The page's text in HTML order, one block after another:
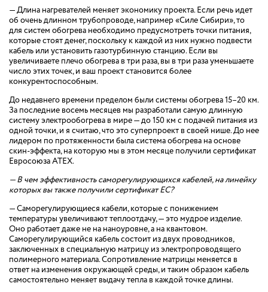
— Длина нагревателей меняет экономику проекта. Если речь идет
об очень длинном трубопроводе, например «Силе Сибири», то
для систем обогрева необходимо предусмотреть точки питания,
которые стоят денег, поскольку к каждой из них нужно подвести
кабель или установить газотурбинную станцию. Если вы
увеличиваете плечо обогрева в три раза, вы в три раза уменьшаете
число этих точек, и ваш проект становится более
конкурентоспособным.
До недавнего времени пределом были системы обогрева 15–20 км.
За последние восемь месяцев мы разработали самую длинную
систему электрообогрева в мире — до 150 км с подачей питания из
одной точки, и я считаю, что это суперпроект в своей нише. До нее
лидером по протяженности была система обогрева на основе
скин-эффекта, на которую мы в этом месяце получили сертификат
Евросоюза ATEX.
— В чем эффективность саморегулирующихся кабелей, на линейку
которых вы также получили сертификат ЕС?
— Саморегулирующиеся кабели, которые с понижением
температуры увеличивают теплоотдачу, — это мудрое изделие.
Оно работает даже не на наноуровне, а на квантовом.
Саморегулирующийся кабель состоит из двух проводников,
заключенных в специальную матрицу из электропроводящего
полимерного материала. Сопротивление матрицы меняется в
ответ на изменения окружающей среды, и таким образом кабель
самостоятельно меняет выдачу тепла в каждой точке длины.